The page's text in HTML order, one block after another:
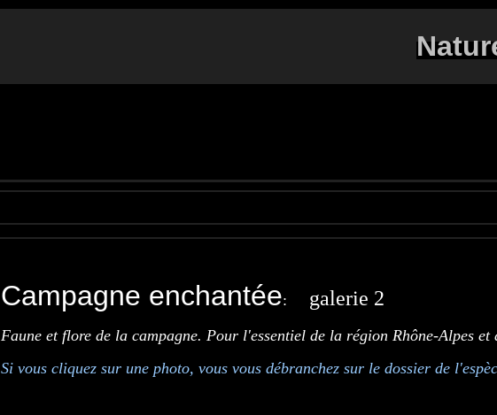
Campagne enchantée: galerie 2
Faune et flore de la campagne. Pour l'essentiel de la région Rhône-Alpes et
Si vous cliquez sur une photo, vous vous débranchez sur le dossier de